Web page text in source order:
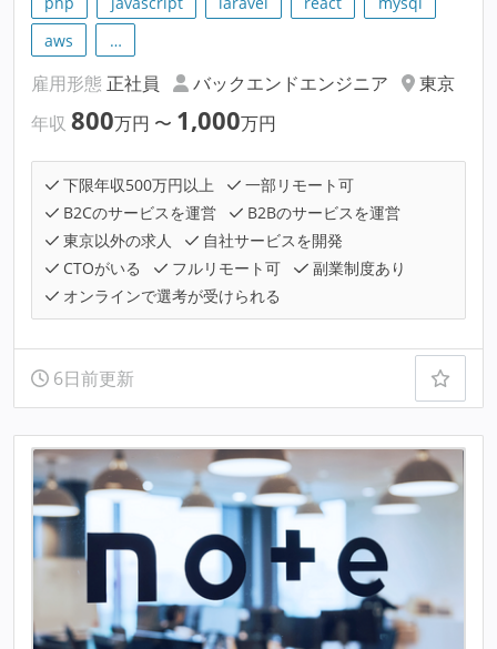
aws
…
雇用形態 正社員 バックエンドエンジニア
東京
年収 800万円 〜 1,000万円
下限年収500万円以上
一部リモート可
B2Cのサービスを運営
B2Bのサービスを運営
東京以外の求人
自社サービスを開発
CTOがいる
フルリモート可
副業制度あり
オンラインで選考が受けられる
6日前更新